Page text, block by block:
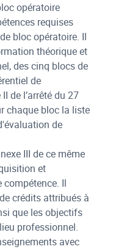
opératoire
requises
bloc opératoire. Il
théorique et
des cinq blocs de
de
de l’arrêté du 27
chaque bloc la liste
de
III de ce même
et
Il
crédits attribués à
que les objectifs
professionnel.
avec